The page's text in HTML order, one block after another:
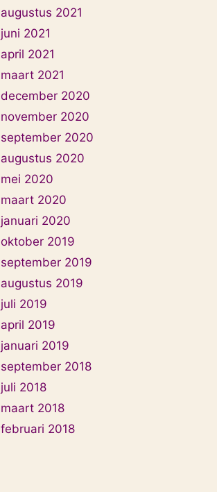
augustus 2021
juni 2021
april 2021
maart 2021
december 2020
november 2020
september 2020
augustus 2020
mei 2020
maart 2020
januari 2020
oktober 2019
september 2019
augustus 2019
juli 2019
april 2019
januari 2019
september 2018
juli 2018
maart 2018
februari 2018